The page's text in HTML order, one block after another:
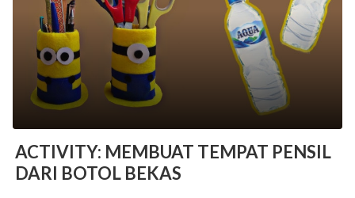
ACTIVITY: MEMBUAT TEMPAT PENSIL
DARI BOTOL BEKAS